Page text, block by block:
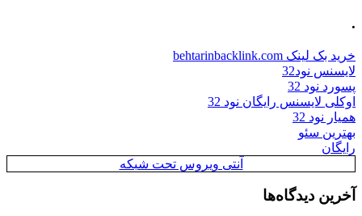
.
خرید بک لینک behtarinbacklink.com
لایسنس نود32
پسورد نود 32
اوکلی لایسنس رایگان نود 32
همیار نود 32
بهترین سئو
رایگان
آنتی ویروس تحت شبکه
آخرین دیدگاه‌ها